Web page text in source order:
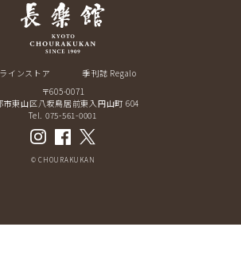
インストア
季刊誌 Regalo
〒605-0071
市東山区八坂鳥居前東入円山町 604
Tel. 075-561-0001
© CHOURAKUKAN